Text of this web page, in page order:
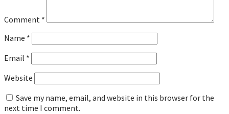
Comment *
Name *
Email *
Website
Save my name, email, and website in this browser for the
next time I comment.